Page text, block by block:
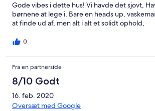
Gode vibes i dette hus! Vi havde det sjovt,
børnene at lege i, Bare en heads up,
at finde ud af, men alt i alt et solidt ophold,
0
Fra en partnerside
8/10 Godt
16. feb. 2020
Oversæt med Google